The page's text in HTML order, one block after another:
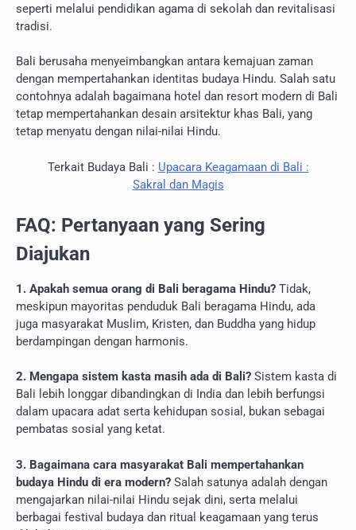
seperti melalui pendidikan agama di sekolah dan revitalisasi
tradisi.
Bali berusaha menyeimbangkan antara kemajuan zaman
dengan mempertahankan identitas budaya Hindu. Salah satu
contohnya adalah bagaimana hotel dan resort modern di Bali
tetap mempertahankan desain arsitektur khas Bali, yang
tetap menyatu dengan nilai-nilai Hindu.
Terkait Budaya Bali : Upacara Keagamaan di Bali :
Sakral dan Magis
FAQ: Pertanyaan yang Sering
Diajukan
1. Apakah semua orang di Bali beragama Hindu? Tidak,
meskipun mayoritas penduduk Bali beragama Hindu, ada
juga masyarakat Muslim, Kristen, dan Buddha yang hidup
berdampingan dengan harmonis.
2. Mengapa sistem kasta masih ada di Bali? Sistem kasta di
Bali lebih longgar dibandingkan di India dan lebih berfungsi
dalam upacara adat serta kehidupan sosial, bukan sebagai
pembatas sosial yang ketat.
3. Bagaimana cara masyarakat Bali mempertahankan
budaya Hindu di era modern? Salah satunya adalah dengan
mengajarkan nilai-nilai Hindu sejak dini, serta melalui
berbagai festival budaya dan ritual keagamaan yang terus